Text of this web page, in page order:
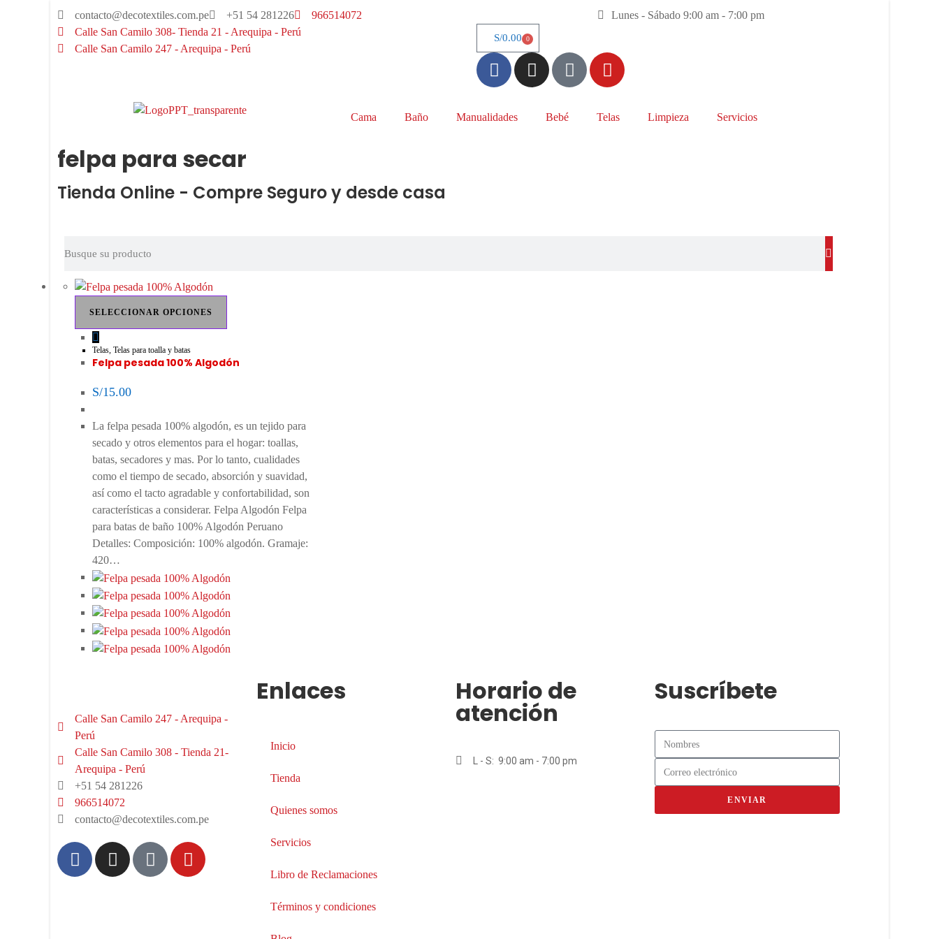
contacto@decotextiles.com.pe +51 54 281226
966514072
Calle San Camilo 308- Tienda 21 - Arequipa - Perú
Calle San Camilo 247 - Arequipa - Perú​
Lunes - Sábado 9:00 am - 7:00 pm
S/0.00 0
Cama Baño Manualidades Bebé Telas Limpieza Servicios
felpa para secar
Tienda Online - Compre Seguro y desde casa
SELECCIONAR OPCIONES
Telas, Telas para toalla y batas
Felpa pesada 100% Algodón
S/15.00
La felpa pesada 100% algodón, es un tejido para
secado y otros elementos para el hogar: toallas,
batas, secadores y mas. Por lo tanto, cualidades
como el tiempo de secado, absorción y suavidad,
así como el tacto agradable y confortabilidad, son
características a considerar. Felpa Algodón Felpa
para batas de baño 100% Algodón Peruano
Detalles: Composición: 100% algodón. Gramaje:
420…
Calle San Camilo 247 - Arequipa -
Perú
Calle San Camilo 308 - Tienda 21-
Arequipa - Perú
+51 54 281226
966514072
contacto@decotextiles.com.pe
Enlaces
Inicio
Tienda
Quienes somos
Servicios
Libro de Reclamaciones
Términos y condiciones
Horario de
atención
L - S: 9:00 am - 7:00 pm
Suscríbete
ENVIAR